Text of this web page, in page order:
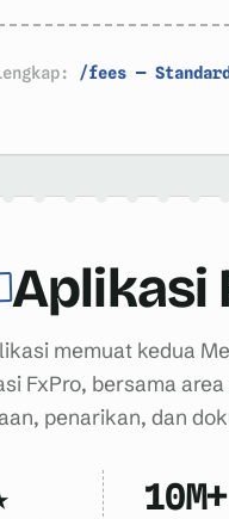
/fees —
Aplikasi
memuat kedua
FxPro, bersama
penarikan, dan
10M+